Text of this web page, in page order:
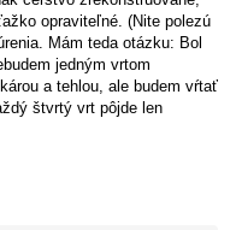
opraviteľné. (Nite polezú
Mám teda otázku: Bol
jedným vrtom
a tehlou, ale budem vŕtať
štvrtý vrt pôjde len